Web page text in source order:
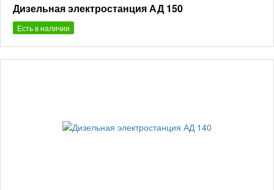
Дизельная электростанция АД 150
Есть в наличии